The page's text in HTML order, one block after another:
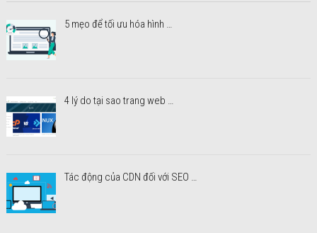
5 mẹo để tối ưu hóa hình …
4 lý do tại sao trang web …
Tác động của CDN đối với SEO …